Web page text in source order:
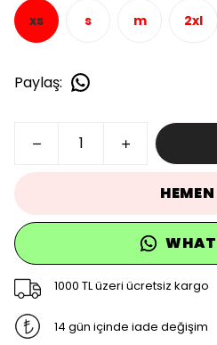
xs s m 2xl
Paylaş:
1000 TL üzeri ücretsiz kargo
14 gün içinde iade değişim